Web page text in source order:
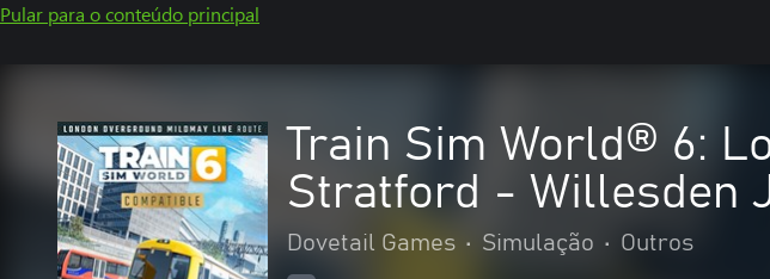
Pular para o conteúdo principal
Train Sim World® 6:
Stratford - Willesden
Dovetail Games • Simulação • Outros